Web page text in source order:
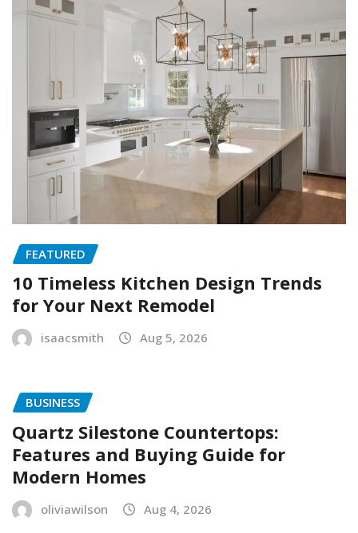
FEATURED
10 Timeless Kitchen Design Trends
for Your Next Remodel
isaacsmith Aug 5, 2026
BUSINESS
Quartz Silestone Countertops:
Features and Buying Guide for
Modern Homes
oliviawilson Aug 4, 2026